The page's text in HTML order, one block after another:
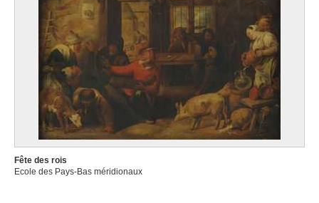
Fête des rois
Ecole des Pays-Bas méridionaux